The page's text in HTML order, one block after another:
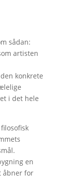
sådan:
artisten
konkrete
i det hele
en
åbner for